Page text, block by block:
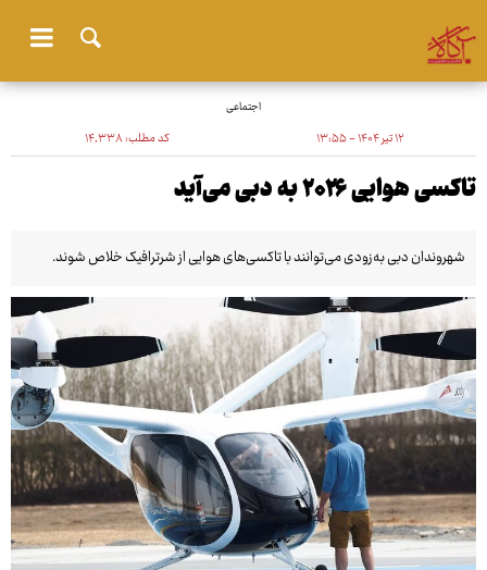
اجتماعی
۱۲ تیر ۱۴۰۴ - ۱۳:۵۵ کد مطلب:۱۴٬۳۳۸
تاکسی هوایی ۲۰۲۶ به دبی می‌آید
شهروندان دبی به‌زودی می‌توانند با تاکسی‌های هوایی از شرترافیک خلاص شوند.